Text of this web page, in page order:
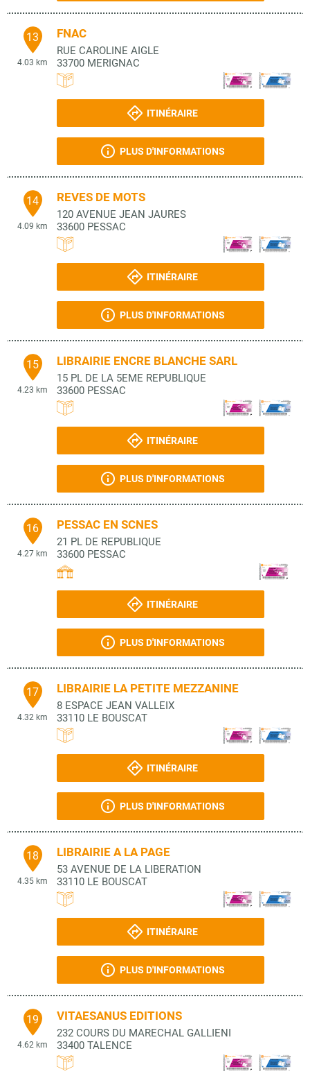
13
4.03 km
FNAC
RUE CAROLINE AIGLE
33700 MERIGNAC
ITINÉRAIRE
PLUS D'INFORMATIONS
14
4.09 km
REVES DE MOTS
120 AVENUE JEAN JAURES
33600 PESSAC
ITINÉRAIRE
PLUS D'INFORMATIONS
15
4.23 km
LIBRAIRIE ENCRE BLANCHE SARL
15 PL DE LA 5EME REPUBLIQUE
33600 PESSAC
ITINÉRAIRE
PLUS D'INFORMATIONS
16
4.27 km
PESSAC EN SCNES
21 PL DE REPUBLIQUE
33600 PESSAC
ITINÉRAIRE
PLUS D'INFORMATIONS
17
4.32 km
LIBRAIRIE LA PETITE MEZZANINE
8 ESPACE JEAN VALLEIX
33110 LE BOUSCAT
ITINÉRAIRE
PLUS D'INFORMATIONS
18
4.35 km
LIBRAIRIE A LA PAGE
53 AVENUE DE LA LIBERATION
33110 LE BOUSCAT
ITINÉRAIRE
PLUS D'INFORMATIONS
19
4.62 km
VITAESANUS EDITIONS
232 COURS DU MARECHAL GALLIENI
33400 TALENCE